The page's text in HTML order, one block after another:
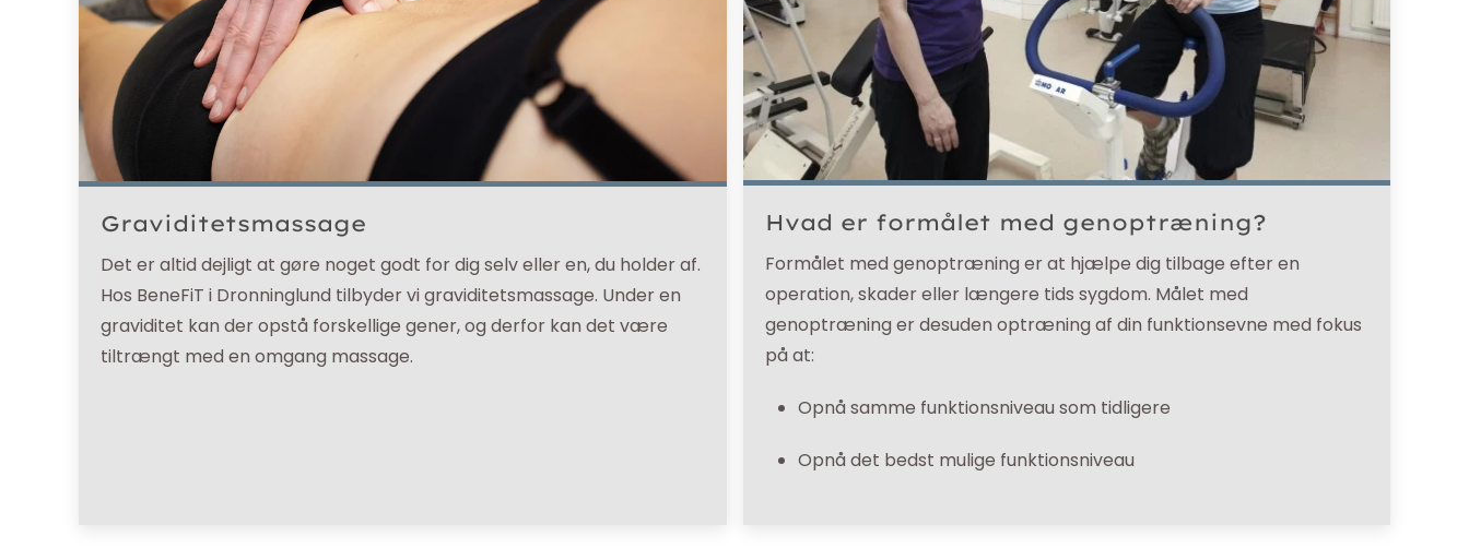
Graviditetsmassage
Det er altid dejligt at gøre noget godt for dig selv eller en, du holder af.
Hos BeneFiT i Dronninglund tilbyder vi graviditetsmassage. Under en
graviditet kan der opstå forskellige gener, og derfor kan det være
tiltrængt med en omgang massage.
Hvad er formålet med genoptræning?
Formålet med genoptræning er at hjælpe dig tilbage efter en
operation, skader eller længere tids sygdom. Målet med
genoptræning er desuden optræning af din funktionsevne med fokus
på at:
Opnå samme funktionsniveau som tidligere
Opnå det bedst mulige funktionsniveau